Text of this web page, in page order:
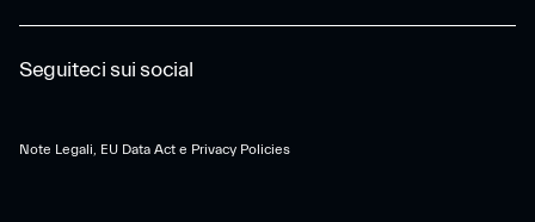
Seguiteci sui social
Note Legali, EU Data Act e Privacy Policies